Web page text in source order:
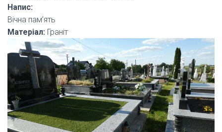
Напис:
Вічна пам’ять
Матеріал: Граніт